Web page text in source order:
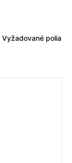
Vyžadované polia